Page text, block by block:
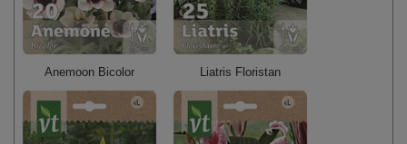
Anemoon Bicolor Liatris Floristan